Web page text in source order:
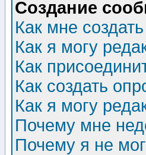
Создание
Как мне
Как я могу
Как
Как создать
Как я могу
Почему мне
Почему я не